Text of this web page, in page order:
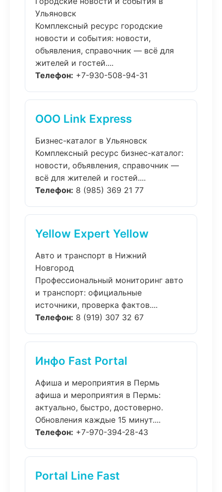
Ульяновск
Комплексный ресурс городские
новости и события: новости,
объявления, справочник — всё для
жителей и гостей....
Телефон: +7-930-508-94-31
ООО Link Express
Бизнес-каталог в Ульяновск
Комплексный ресурс бизнес-каталог:
новости, объявления, справочник —
всё для жителей и гостей....
Телефон: 8 (985) 369 21 77
Yellow Expert Yellow
Авто и транспорт в Нижний
Новгород
Профессиональный мониторинг авто
и транспорт: официальные
источники, проверка фактов....
Телефон: 8 (919) 307 32 67
Инфо Fast Portal
Афиша и мероприятия в Пермь
афиша и мероприятия в Пермь:
актуально, быстро, достоверно.
Обновления каждые 15 минут....
Телефон: +7-970-394-28-43
Portal Line Fast